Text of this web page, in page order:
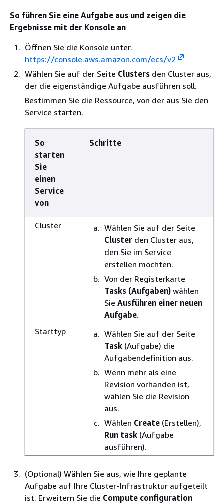
So führen Sie eine Aufgabe aus und zeigen die
Ergebnisse mit der Konsole an
Öffnen Sie die Konsole unter.
https://console.aws.amazon.com/ecs/v2
Wählen Sie auf der Seite Clusters den Cluster aus,
der die eigenständige Aufgabe ausführen soll.
Bestimmen Sie die Ressource, von der aus Sie den
Service starten.
So
starten
Sie
einen
Service
von
Schritte
Cluster
Wählen Sie auf der Seite
Cluster den Cluster aus,
den Sie im Service
erstellen möchten.
Von der Registerkarte
Tasks (Aufgaben) wählen
Sie Ausführen einer neuen
Aufgabe.
Starttyp
Wählen Sie auf der Seite
Task (Aufgabe) die
Aufgabendefinition aus.
Wenn mehr als eine
Revision vorhanden ist,
wählen Sie die Revision
aus.
Wählen Create (Erstellen),
Run task (Aufgabe
ausführen).
(Optional) Wählen Sie aus, wie Ihre geplante
Aufgabe auf Ihre Cluster-Infrastruktur aufgeteilt
ist. Erweitern Sie die Compute configuration